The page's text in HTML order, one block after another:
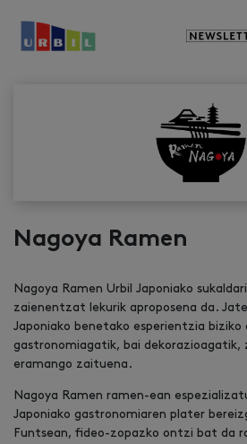
Nagoya Ramen
Nagoya Ramen Urbil Japoniako
zaienentzat lekurik aproposena da.
Japoniako benetako esperientzia biziko
gastronomiagatik, bai dekorazioagatik,
eramango zaituena.
Nagoya Ramen ramen-ean
Japoniako gastronomiaren plater
Funtsean, fideo-zopazko ontzi bat da